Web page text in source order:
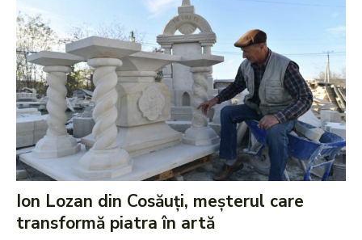
Ion Lozan din Cosăuți, meșterul care
transformă piatra în artă